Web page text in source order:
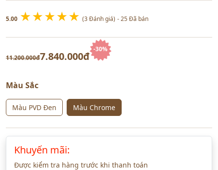
5.00 ★★★★★ (3 Đánh giá) - 25 Đã bán
Màu Sắc
Màu PVD Đen Màu Chrome
11.200.000đ7.840.000đ
-30%
Khuyến mãi:
Được kiểm tra hàng trước khi thanh toán